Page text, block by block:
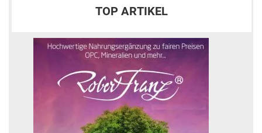
TOP ARTIKEL